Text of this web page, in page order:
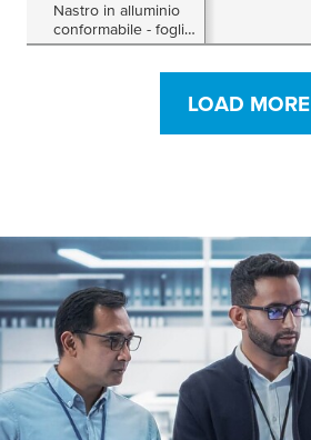
Nastro in alluminio
conformabile - foglio
da 30µ
LOAD MORE